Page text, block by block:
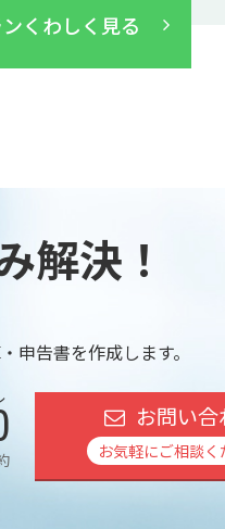
くわしく見る
解決！
申告書を作成します。
お問い合
お気軽にご相談く